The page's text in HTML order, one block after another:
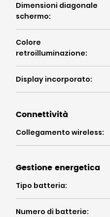
Dimensioni diagonale
schermo:
Colore
retroilluminazione:
Display incorporato:
Connettività
Collegamento wireless:
Gestione energetica
Tipo batteria:
Numero di batterie: